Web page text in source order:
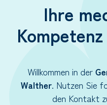
Ihre
Willkommen in der
Walther. Nutzen Sie
den Kontakt